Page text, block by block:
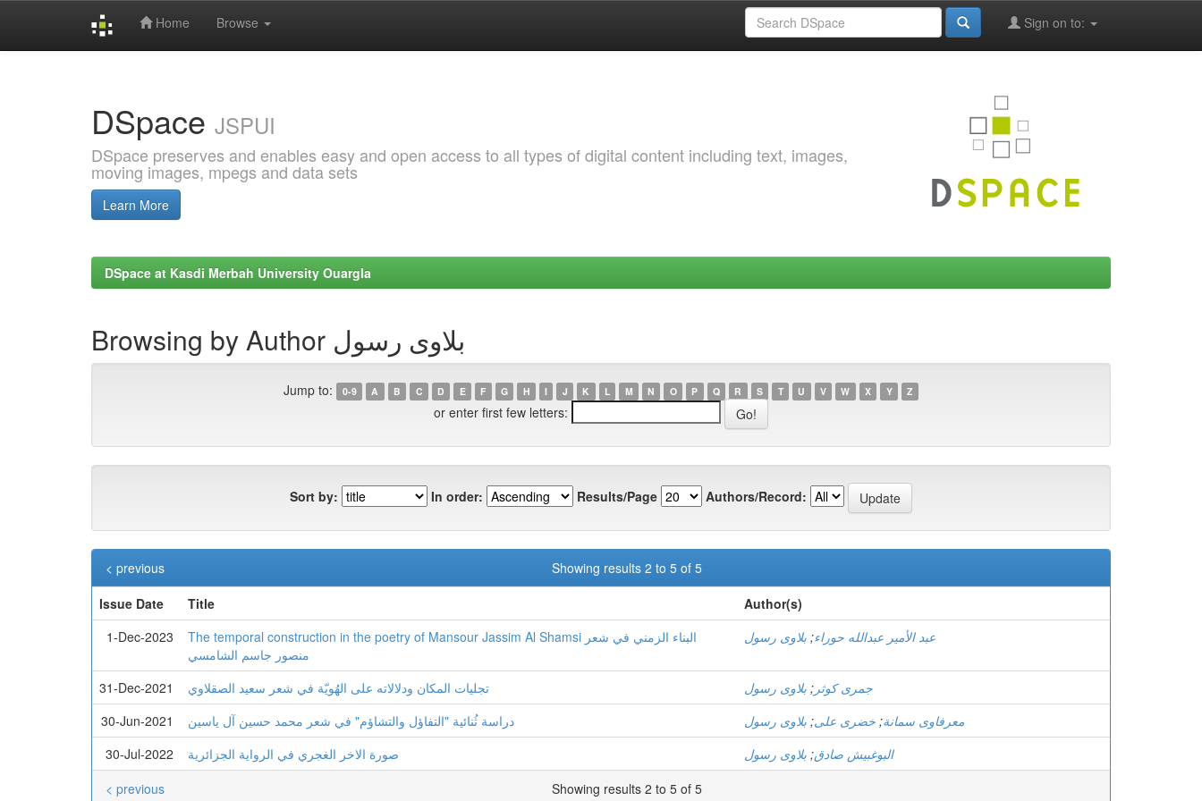
Home Browse Sign on to:
DSpace JSPUI
DSpace preserves and enables easy and open access to all types of digital content including text, images,
moving images, mpegs and data sets
Learn More
DSpace at Kasdi Merbah University Ouargla
Browsing by Author بلاوی رسول
Jump to: 0-9 A B C D E F G H I J K L M N O P Q R S T U V W X Y Z
or enter first few letters:
Sort by: In order: Results/Page Authors/Record:
Showing results 2 to 5 of 5
< previous
Issue Date
Title
Author(s)
1-Dec-2023
The temporal construction in the poetry of Mansour Jassim Al Shamsi البناء الزمني في شعر
منصور جاسم الشامسي
عبد الأمير عبدالله حوراء; بلاوی رسول
31-Dec-2021 تجلیات المکان ودلالاته علی الهُویّة في شعر سعید الصقلاوي جمری کوثر ; بلاوی رسول
30-Jun-2021
دراسة ثُنائیة "التفاؤل والتشاؤم" في شعر محمد حسین آل یاسین معرفاوی سمانة; خضری علی; بلاوی رسول
30-Jul-2022
صورة الاخر الغجري في الرواية الجزائرية البوغبیش صادق; بلاوی رسول
Showing results 2 to 5 of 5
< previous